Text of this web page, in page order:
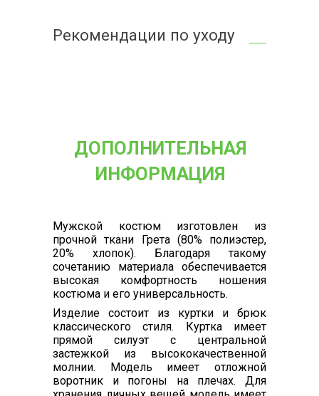
Рекомендации по уходу
ДОПОЛНИТЕЛЬНАЯ
ИНФОРМАЦИЯ
Мужской костюм изготовлен из
прочной ткани Грета (80% полиэстер,
20% хлопок). Благодаря такому
сочетанию материала обеспечивается
высокая комфортность ношения
костюма и его универсальность.
Изделие состоит из куртки и брюк
классического стиля. Куртка имеет
прямой силуэт с центральной
застежкой из высококачественной
молнии. Модель имеет отложной
воротник и погоны на плечах. Для